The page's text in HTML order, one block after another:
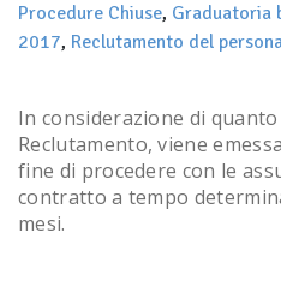
Procedure Chiuse, Graduatoria
2017, Reclutamento del
In considerazione di
Reclutamento, viene
fine di procedere con le
contratto a tempo
mesi.